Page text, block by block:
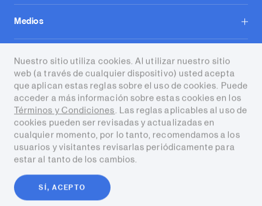
Medios
Contacto
Copyright © 2026 Tecpetrol. Todos
los derechos reservados
Términos y condiciones
Nuestro sitio utiliza cookies. Al utilizar nuestro sitio
web (a través de cualquier dispositivo) usted acepta
que aplican estas reglas sobre el uso de cookies. Puede
acceder a más información sobre estas cookies en los
Términos y Condiciones . Las reglas aplicables al uso de
cookies pueden ser revisadas y actualizadas en
cualquier momento, por lo tanto, recomendamos a los
usuarios y visitantes revisarlas periódicamente para
estar al tanto de los cambios.
SÍ, ACEPTO